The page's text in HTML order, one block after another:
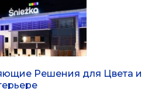
Решения для Цвета и